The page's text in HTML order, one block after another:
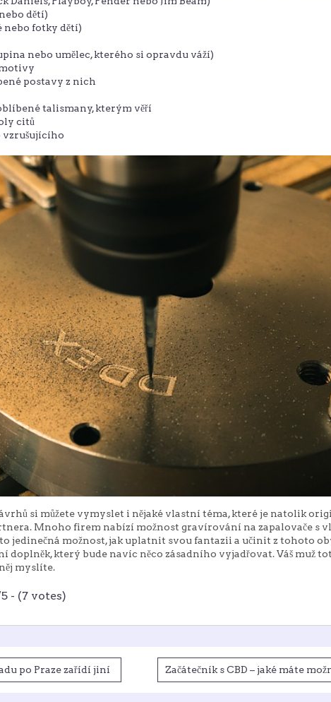
dětí)
nebo fotky dětí)
nebo umělec, kterého si opravdu váží)
postavy z nich
talismany, kterým věří
citů
vzrušujícího
si můžete vymyslet i nějaké vlastní téma, které je natolik
Mnoho firem nabízí možnost gravírování na zapalovače s
jedinečná možnost, jak uplatnit svou fantazii a učinit z tohoto
doplněk, který bude navíc něco zásadního vyjadřovat. Váš muž
myslíte.
- (7 votes)
po Praze zařídí jiní Začátečník s CBD – jaké máte